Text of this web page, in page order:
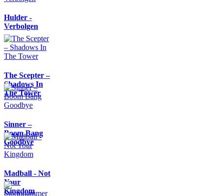
Hulder -
Verbolgen
The Scepter –
Shadows In
The Tower
Sinner –
Boom Bang
Goodbye
Madball - Not
Your
Kingdom